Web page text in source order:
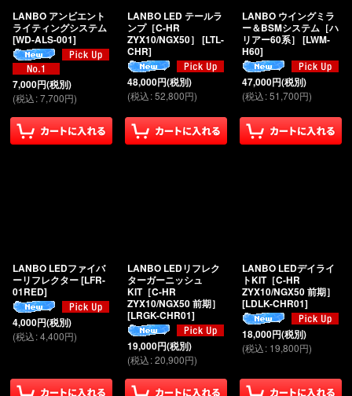
LANBO アンビエント
ライティングシステム
[WD-ALS-001]
7,000円(税別)
(税込:7,700円)
LANBO LED テールラ
ンプ［C-HR
ZYX10/NGX50］ [LTL-
CHR]
48,000円(税別)
(税込:52,800円)
LANBO ウイングミラ
ー＆BSMシステム［ハ
リアー60系］ [LWM-
H60]
47,000円(税別)
(税込:51,700円)
LANBO LEDファイバ
ーリフレクター[LFR-
01RED]
4,000円(税別)
(税込:4,400円)
LANBO LEDリフレク
ターガーニッシュ
KIT［C-HR
ZYX10/NGX50 前期］
[LRGK-CHR01]
19,000円(税別)
(税込:20,900円)
LANBO LEDデイライ
トKIT［C-HR
ZYX10/NGX50 前期］
[LDLK-CHR01]
18,000円(税別)
(税込: 19,800円)